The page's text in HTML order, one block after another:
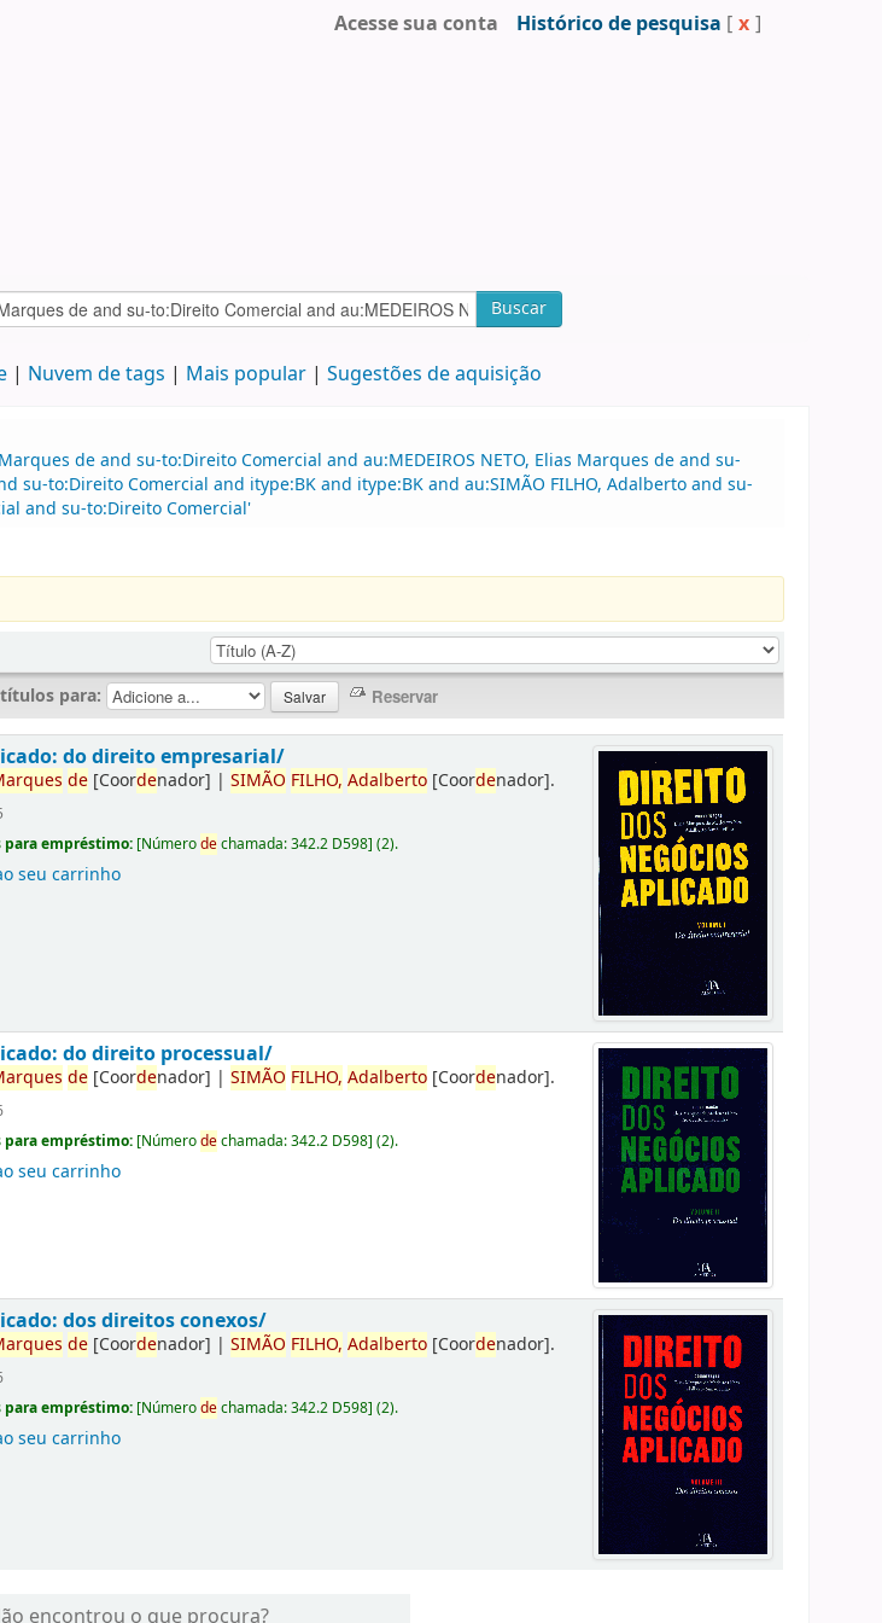
Acesse sua conta Histórico de pesquisa [ x ]
Buscar
Nuvem de tags Mais popular Sugestões de aquisição
de and su-to:Direito Comercial and au:MEDEIROS NETO, Elias Marques de and su-
to:Direito Comercial and itype:BK and itype:BK and au:SIMÃO FILHO, Adalberto and su-
and su-to:Direito Comercial'
para:
do direito empresarial/
de [Coordenador] |SIMÃO FILHO, Adalberto [Coordenador].
empréstimo: [Númerodechamada:342.2 D598](2).
seu carrinho
do direito processual/
de [Coordenador] |SIMÃO FILHO, Adalberto [Coordenador].
empréstimo: [Númerodechamada:342.2 D598](2).
seu carrinho
dos direitos conexos/
de [Coordenador] |SIMÃO FILHO, Adalberto [Coordenador].
empréstimo: [Númerodechamada:342.2 D598](2).
seu carrinho